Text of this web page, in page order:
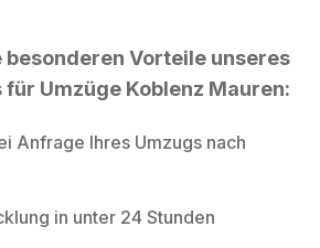
besonderen Vorteile unseres
Umzüge Koblenz Mauren:
Anfrage Ihres Umzugs nach
in unter 24 Stunden